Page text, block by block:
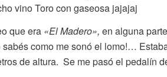
vino Toro con gaseosa jajajaj
que era «El Madero», en alguna
sabés como me sonó el lomo!…
de altura. Se me pasó el pedalín